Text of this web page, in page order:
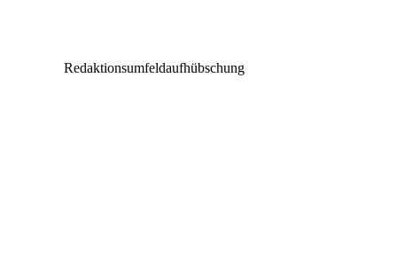
Redaktionsumfeldaufhübschung